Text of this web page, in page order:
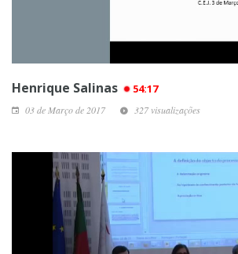
Henrique Salinas 54:17
03 de Março de 2017 327 visualizações